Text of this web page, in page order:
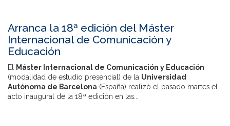
Arranca la 18ª edición del Máster
Internacional de Comunicación y
Educación
El Máster Internacional de Comunicación y Educación
(modalidad de estudio presencial) de la Universidad
Autónoma de Barcelona (España) realizó el pasado martes el
acto inaugural de la 18ª edición en las...